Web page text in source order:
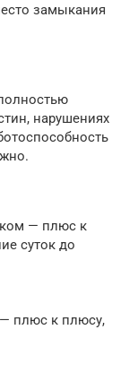
замыкания
нарушениях
— плюс к
суток до
плюс к плюсу,